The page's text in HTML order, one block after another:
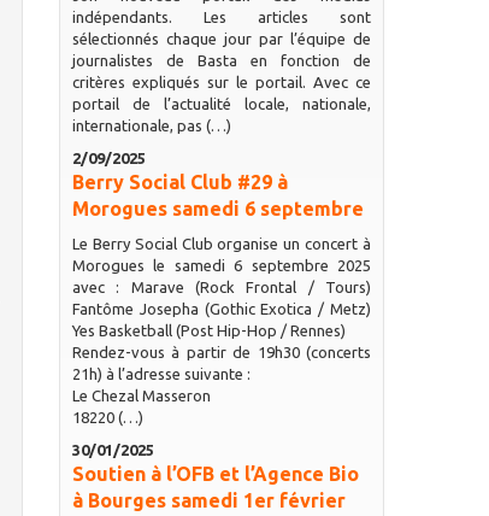
indépendants. Les articles sont
sélectionnés chaque jour par l’équipe de
journalistes de Basta en fonction de
critères expliqués sur le portail. Avec ce
portail de l’actualité locale, nationale,
internationale, pas (…)
2/09/2025
Berry Social Club #29 à
Morogues samedi 6 septembre
Le Berry Social Club organise un concert à
Morogues le samedi 6 septembre 2025
avec : Marave (Rock Frontal / Tours)
Fantôme Josepha (Gothic Exotica / Metz)
Yes Basketball (Post Hip-Hop / Rennes)
Rendez-vous à partir de 19h30 (concerts
21h) à l’adresse suivante :
Le Chezal Masseron
18220 (…)
30/01/2025
Soutien à l’OFB et l’Agence Bio
à Bourges samedi 1er février